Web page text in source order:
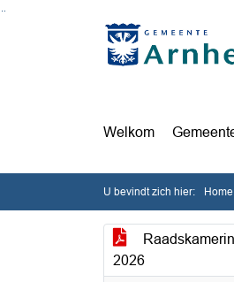
Ga naar de inhoud van deze pagina
Ga naar het zoeken
Ga naar het menu
Welkom
U bevindt zich hier: Home
2026